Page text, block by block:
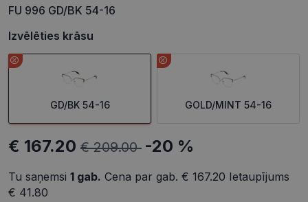
FU 996 GD/BK 54-16
Izvēlēties krāsu
GD/BK 54-16 GOLD/MINT 54-16
€ 167.20 € 209.00 -20 %
Tu saņemsi 1 gab. Cena par gab. € 167.20 Ietaupījums
€ 41.80